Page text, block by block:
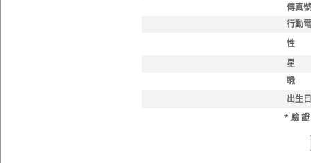
傳真
行動
性
星
職
出生
* 驗 證